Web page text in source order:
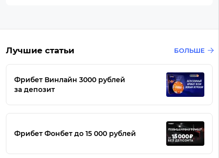
Лучшие статьи БОЛЬШЕ
Фрибет Винлайн 3000 рублей
за депозит
Фрибет Фонбет до 15 000 рублей